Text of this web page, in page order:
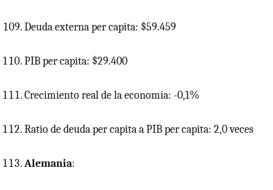
Deuda externa per capita: $59.459
PIBper capita: $29.400
Crecimiento real de la economía: -0,1%
Ratio de deuda per capita aPIBper capita: 2,0 veces
Alemania: